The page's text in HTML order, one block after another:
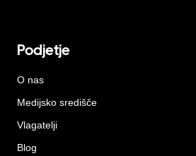
Podjetje
O nas
Medijsko središče
Vlagatelji
Blog